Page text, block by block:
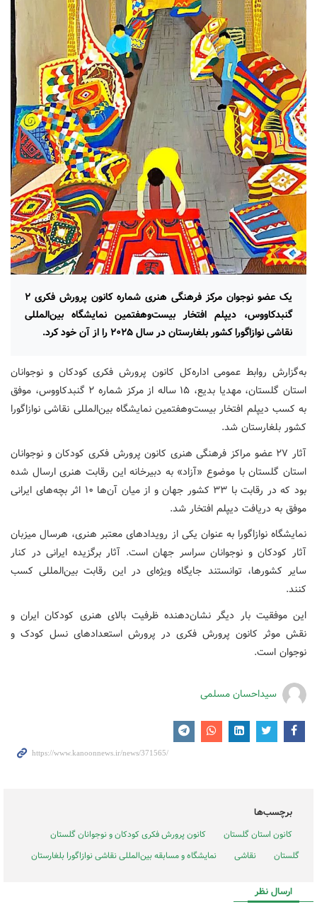
یک عضو نوجوان مرکز فرهنگی هنری شماره کانون پرورش فکری ۲
گنبدکاووس، دیپلم افتخار بیست‌وهفتمین نمایشگاه بین‌المللی
نقاشی نوازاگورا کشور بلغارستان در سال ۲۰۲۵ را از آن خود کرد.
به‌گزارش روابط عمومی اداره‌کل کانون پرورش فکری کودکان و نوجوانان
استان گلستان، مهدیا بدیع، ۱۵ ساله از مرکز شماره ۲ گنبدکاووس، موفق
به کسب دیپلم افتخار بیست‌وهفتمین نمایشگاه بین‌المللی نقاشی نوازاگورا
کشور بلغارستان شد.
آثار ۲۷ عضو مراکز فرهنگی هنری کانون پرورش فکری کودکان و نوجوانان
استان گلستان با موضوع «آزاد» به دبیرخانه این رقابت هنری ارسال شده
بود که در رقابت با ۳۳ کشور جهان و از میان آن‌ها ۱۰ اثر بچه‌های ایرانی
موفق به دریافت دیپلم افتخار شد.
نمایشگاه نوازاگورا به عنوان یکی از رویدادهای معتبر هنری، هرسال میزبان
آثار کودکان و نوجوانان سراسر جهان است. آثار برگزیده ایرانی در کنار
سایر کشورها، توانستند جایگاه ویژه‌ای در این رقابت بین‌المللی کسب
کنند.
این موفقیت بار دیگر نشان‌دهنده ظرفیت بالای هنری کودکان ایران و
نقش موثر کانون پرورش فکری در پرورش استعدادهای نسل کودک و
نوجوان است.
سیداحسان مسلمی
برچسب‌ها
کانون استان گلستان
کانون پرورش فکری کودکان و نوجوانان گلستان
گلستان
نقاشی نمایشگاه و مسابقه بین‌المللی نقاشی نوازاگورا بلغارستان
ارسال نظر